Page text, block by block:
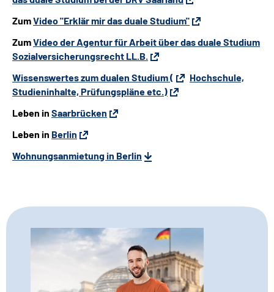
ZumVideo "Erklär mir das duale Studium"
ZumVideo der Agentur für Arbeit über das duale Studium
Sozialversicherungsrecht LL.B.
Wissenswertes zum dualen Studium (
Hochschule,
Studieninhalte, Prüfungspläne etc.)
Leben in Saarbrücken
Leben in Berlin
Wohnungsanmietung in Berlin